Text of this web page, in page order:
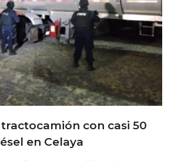
tractocamión con casi 50
en Celaya